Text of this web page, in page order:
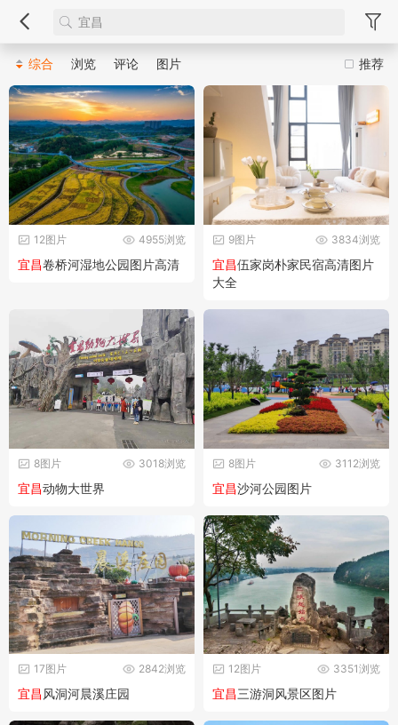
推荐
综合 浏览 评论 图片
4955浏览
12图片
宜昌卷桥河湿地公园图片高清
3834浏览
9图片
宜昌伍家岗朴家民宿高清图片
大全
3018浏览
8图片
宜昌动物大世界
3112浏览
8图片
宜昌沙河公园图片
2842浏览
17图片
宜昌 风洞河晨溪庄园
3351浏览
12图片
宜昌三游洞风景区图片